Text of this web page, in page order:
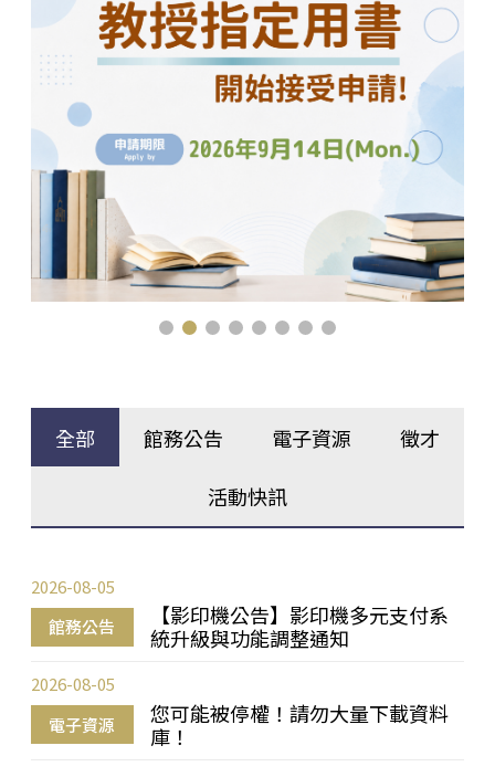
全部 館務公告 電子資源 徵才
活動快訊
館務公告
【影印機公告】影印機多元支付系
統升級與功能調整通知
2026-08-05
電子資源
您可能被停權！請勿大量下載資料
庫！
2026-08-05